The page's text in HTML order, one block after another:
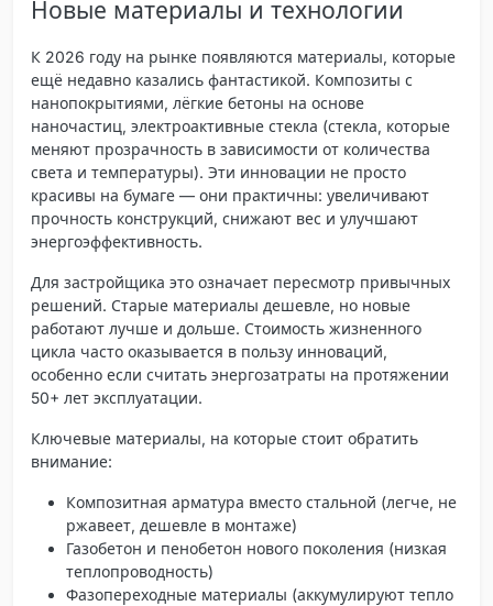
Новые материалы и технологии
К 2026 году на рынке появляются материалы, которые
ещё недавно казались фантастикой. Композиты с
нанопокрытиями, лёгкие бетоны на основе
наночастиц, электроактивные стекла (стекла, которые
меняют прозрачность в зависимости от количества
света и температуры). Эти инновации не просто
красивы на бумаге — они практичны: увеличивают
прочность конструкций, снижают вес и улучшают
энергоэффективность.
Для застройщика это означает пересмотр привычных
решений. Старые материалы дешевле, но новые
работают лучше и дольше. Стоимость жизненного
цикла часто оказывается в пользу инноваций,
особенно если считать энергозатраты на протяжении
50+ лет эксплуатации.
Ключевые материалы, на которые стоит обратить
внимание:
Композитная арматура вместо стальной (легче, не
ржавеет, дешевле в монтаже)
Газобетон и пенобетон нового поколения (низкая
теплопроводность)
Фазопереходные материалы (аккумулируют тепло